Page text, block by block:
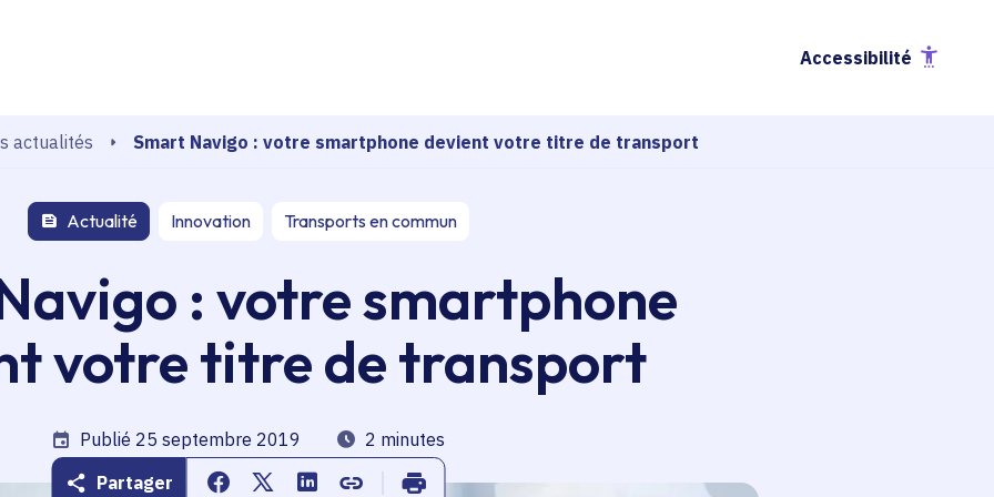
Accessibilité
actualités Smart Navigo : votre smartphone devient votre titre de transport
Actualité Innovation Transports en commun
: votre smartphone
votre titre de transport
Partager Partager sur Facebook
Partager sur Twitter
Partager sur Linkedin
Copier dans le presse-papier
Imprimer
Date de publication
Publié 25 septembre 2019 Temps de lecture
2 minutes